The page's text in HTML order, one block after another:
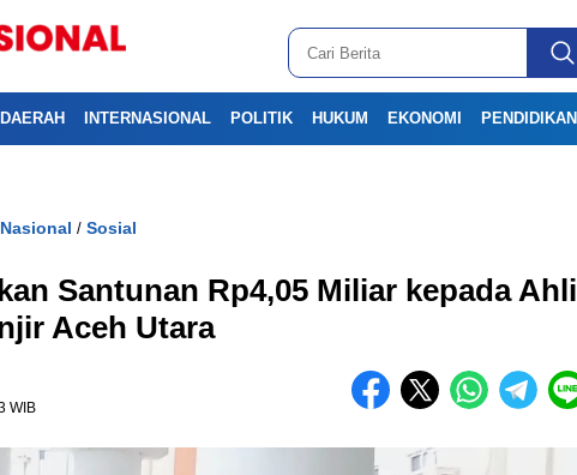
DAERAH INTERNASIONAL POLITIK HUKUM EKONOMI PENDIDIKAN
Nasional / Sosial
Santunan Rp4,05 Miliar kepada Ahli
Aceh Utara
WIB